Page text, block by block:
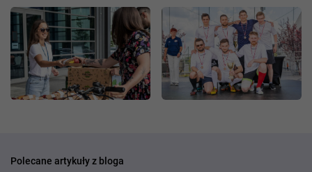
Polecane artykuły z bloga